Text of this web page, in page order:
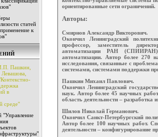
статей
к
Пашкин,
в
среде"
"Управление
ориентированные сети ограничений.
Авторы:
Cмирнов Александр Викторович.
Окончил Ленинградский
профессор, заместитель
автоматизации РАН (СПИИРАН),
автоматизации. Автор более 270
исследования, связанные с
системами, системами поддержки
Пашкин Михаил Павлович.
Окончил Ленинградский
наук. Автор более 45 научных
область деятельности –
Шилов Николай Германович.
Окончил Санкт-Петербургский
Автор более 100 научных работ.
деятельности – конфигурирование